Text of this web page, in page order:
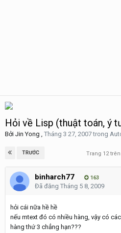
Hỏi về Lisp (thuật toán, ý
Bởi Jin Yong , Tháng 3 27, 2007trong
TRƯỚC Trang 12 trên
binharch77 163
Đã đăng Tháng 5 8, 2009
hỏi cái nữa hề hề
nếu mtext đó có nhiều hàng, vậy có
hàng thứ 3 chẳng hạn???